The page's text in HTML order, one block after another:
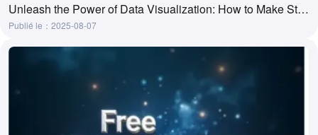
Unleash the Power of Data Visualization: How to Make Stunning Charts in Word.
Publié le：2025-08-07